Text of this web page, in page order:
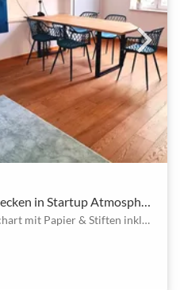
TV Screen, Whiteboard & Flipchart mit Papier & Stiften inklusive